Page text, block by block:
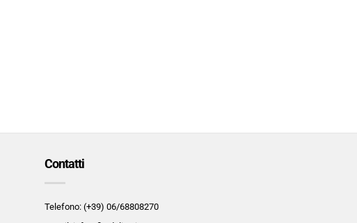
Contatti
Telefono: (+39) 06/68808270